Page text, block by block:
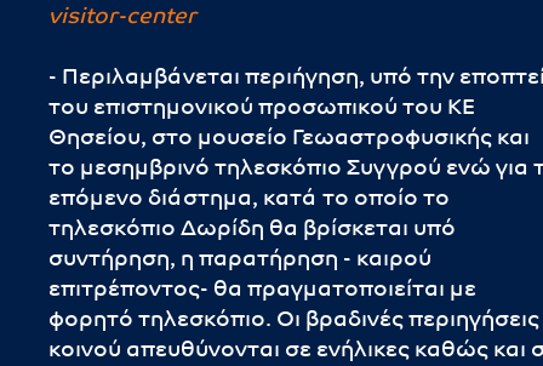
visitor-center
- Περιλαμβάνεται περιήγηση, υπό την
του επιστημονικού προσωπικού του ΚΕ
Θησείου, στο μουσείο Γεωαστροφυσικής και
το μεσημβρινό τηλεσκόπιο Συγγρού ενώ για
επόμενο διάστημα, κατά το οποίο το
τηλεσκόπιο Δωρίδη θα βρίσκεται υπό
συντήρηση, η παρατήρηση - καιρού
επιτρέποντος- θα πραγματοποιείται με
φορητό τηλεσκόπιο. Οι βραδινές περιηγήσεις
κοινού απευθύνονται σε ενήλικες καθώς και